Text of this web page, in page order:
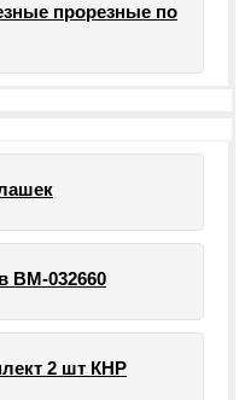
прорезные по
ВМ-032660
2 шт КНР